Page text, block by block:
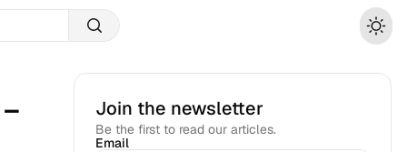
Join the newsletter
Be the first to read our articles.
Email